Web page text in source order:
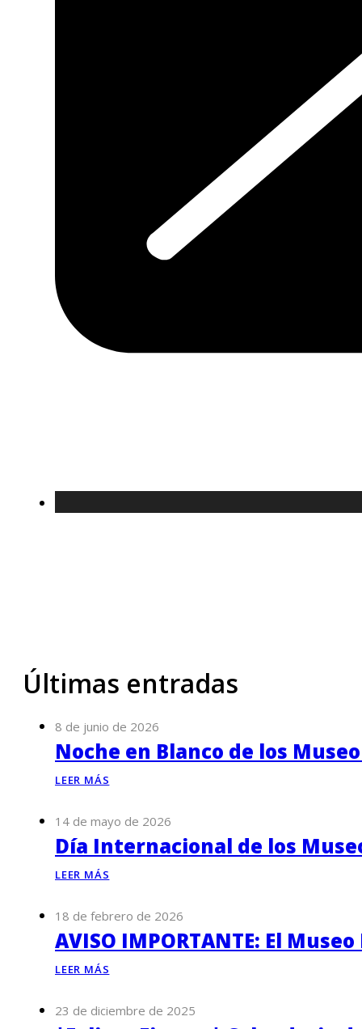
Últimas entradas
8 de junio de 2026
Noche en Blanco de los
LEER MÁS
14 de mayo de 2026
Día Internacional de los
LEER MÁS
18 de febrero de 2026
AVISO IMPORTANTE: El
LEER MÁS
23 de diciembre de 2025